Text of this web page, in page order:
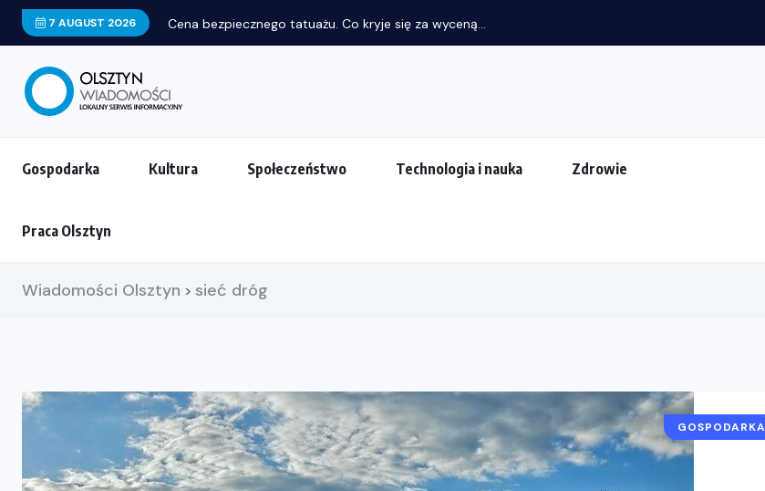
7 AUGUST 2026 Cena bezpiecznego tatuażu. Co kryje się za wyceną...
Gospodarka Kultura Społeczeństwo Technologia i nauka Zdrowie
Praca Olsztyn
Wiadomości Olsztyn > sieć dróg
GOSPODARKA